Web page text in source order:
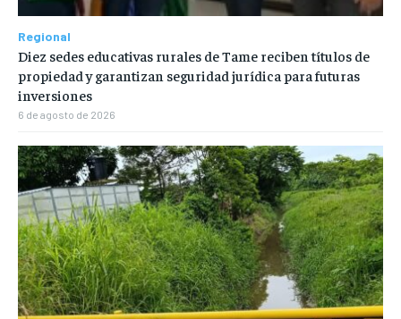
Regional
Diez sedes educativas rurales de Tame reciben títulos de
propiedad y garantizan seguridad jurídica para futuras
inversiones
6 de agosto de 2026